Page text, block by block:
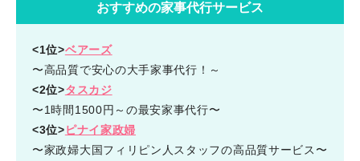
おすすめの家事代行サービス
<1位>ベアーズ
〜高品質で安心の大手家事代行！～
<2位>タスカジ
〜1時間1500円～の最安家事代行〜
<3位>ピナイ家政婦
〜家政婦大国フィリピン人スタッフの高品質サービス〜